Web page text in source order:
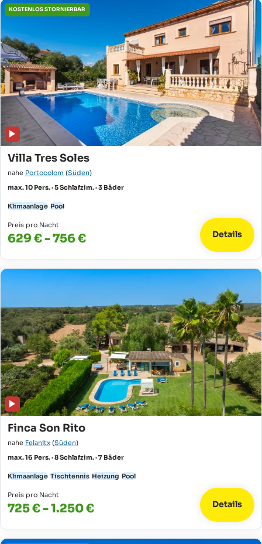
KOSTENLOS STORNIERBAR
Villa Tres Soles
nahe Portocolom (Süden)
max. 10 Pers. · 5 Schlafzim. · 3 Bäder
Klimaanlage Pool
Preis pro Nacht
629 € - 756 € Details
Finca Son Rito
nahe Felanitx (Süden)
max. 16 Pers. · 8 Schlafzim. · 7 Bäder
Klimaanlage Tischtennis Heizung Pool
Preis pro Nacht
725 € - 1.250 € Details